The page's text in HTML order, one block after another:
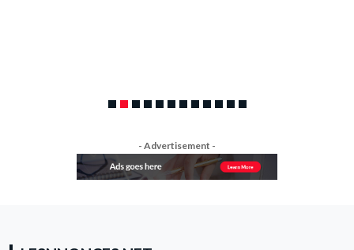
- Advertisement -